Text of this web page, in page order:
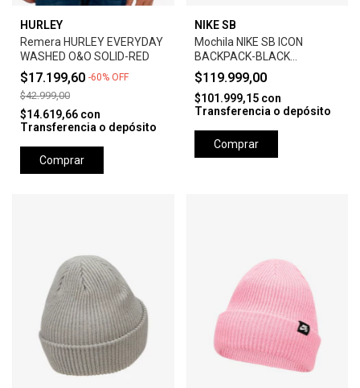
HURLEY
Remera HURLEY EVERYDAY
WASHED O&O SOLID-RED
$17.199,60 -60% OFF
$42.999,00
$14.619,66 con
Transferencia o depósito
Comprar
NIKE SB
Mochila NIKE SB ICON
BACKPACK-BLACK
ANTHRACITE
$119.999,00
$101.999,15 con
Transferencia o depósito
Comprar